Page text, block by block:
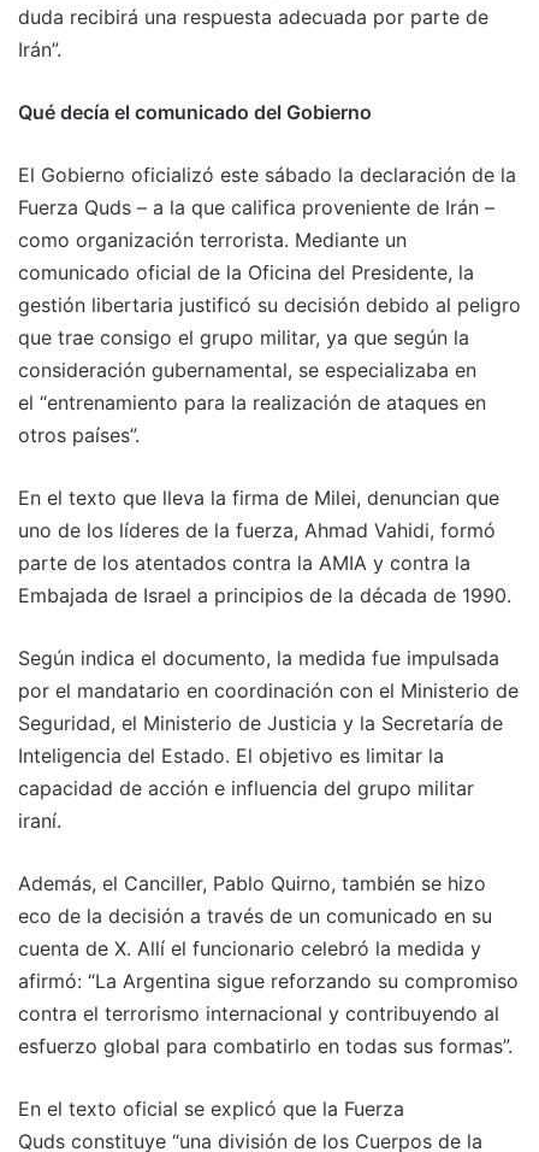
duda recibirá una respuesta adecuada por parte de
Irán”.
Qué decía el comunicado del Gobierno
El Gobierno oficializó este sábado la declaración de la
Fuerza Quds – a la que califica proveniente de Irán –
como organización terrorista. Mediante un
comunicado oficial de la Oficina del Presidente, la
gestión libertaria justificó su decisión debido al peligro
que trae consigo el grupo militar, ya que según la
consideración gubernamental, se especializaba en
el “entrenamiento para la realización de ataques en
otros países”.
En el texto que lleva la firma de Milei, denuncian que
uno de los líderes de la fuerza, Ahmad Vahidi, formó
parte de los atentados contra la AMIA y contra la
Embajada de Israel a principios de la década de 1990.
Según indica el documento, la medida fue impulsada
por el mandatario en coordinación con el Ministerio de
Seguridad, el Ministerio de Justicia y la Secretaría de
Inteligencia del Estado. El objetivo es limitar la
capacidad de acción e influencia del grupo militar
iraní.
Además, el Canciller, Pablo Quirno, también se hizo
eco de la decisión a través de un comunicado en su
cuenta de X. Allí el funcionario celebró la medida y
afirmó: “La Argentina sigue reforzando su compromiso
contra el terrorismo internacional y contribuyendo al
esfuerzo global para combatirlo en todas sus formas”.
En el texto oficial se explicó que la Fuerza
Quds constituye “una división de los Cuerpos de la